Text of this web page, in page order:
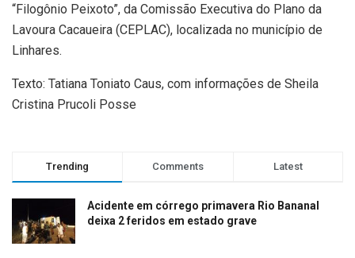
“Filogônio Peixoto”, da Comissão Executiva do Plano da
Lavoura Cacaueira (CEPLAC), localizada no município de
Linhares.
Texto: Tatiana Toniato Caus, com informações de Sheila
Cristina Prucoli Posse
Trending Comments Latest
Acidente em córrego primavera Rio Bananal
deixa 2 feridos em estado grave